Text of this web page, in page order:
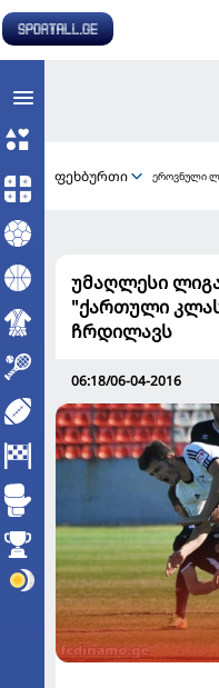
ფეხბურთი ეროვნული
უმაღლესი
"ქართული
ჩრდილავს
06:18/06-04-2016